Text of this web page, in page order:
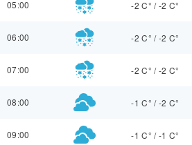
05:00 -2 C° /-2 C°
06:00 -2 C° /-2 C°
07:00 -2 C° /-2 C°
08:00 -1 C° /-2 C°
09:00 -1 C° /-1 C°